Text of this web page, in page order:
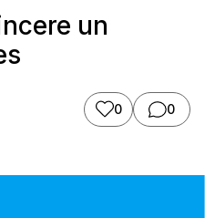
un
0 0